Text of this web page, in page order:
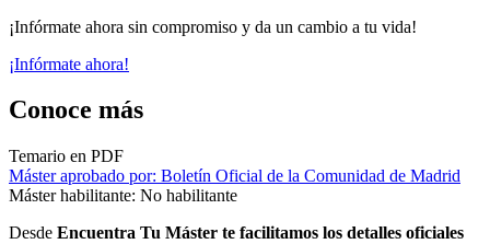
¡Infórmate ahora sin compromiso y da un cambio a tu vida!
¡Infórmate ahora!
Conoce más
Temario en PDF
Máster aprobado por: Boletín Oficial de la Comunidad de Madrid
Máster habilitante: No habilitante
Desde Encuentra Tu Máster te facilitamos los detalles oficiales